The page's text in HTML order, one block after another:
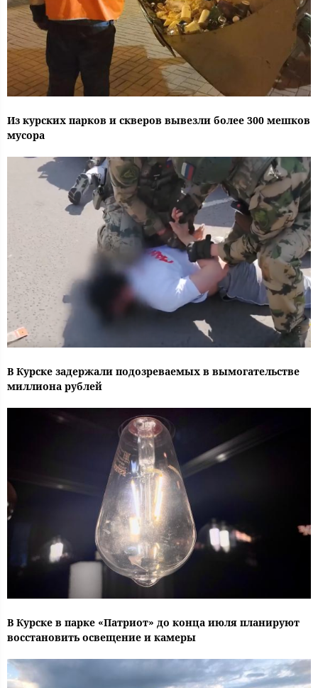
Из курских парков и скверов вывезли более 300 мешков
мусора
В Курске задержали подозреваемых в вымогательстве
миллиона рублей
В Курске в парке «Патриот» до конца июля планируют
восстановить освещение и камеры